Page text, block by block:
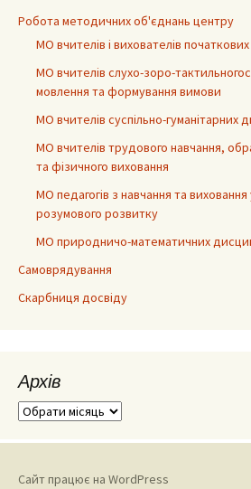
Робота методичних об'єднань центру
МО вчителів і вихователів початкових
МО вчителів слухо-зоро-
мовлення та формування вимови
МО вчителів суспільно-гуманітарних
МО вчителів трудового навчання,
та фізичного виховання
МО педагогів з навчання та
розумового розвитку
МО природничо-математичних
Самоврядування
Скарбниця досвіду
Архів
Архів
Сайт працює на WordPress